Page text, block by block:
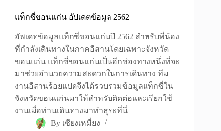
แท็กซี่ขอนแก่น อัปเดตข้อมูล 2562
อัพเดทข้อมูลแท็กซี่ขอนแก่นปี 2562 สำหรับพี่น้อง
ที่กำลังเดินทางในภาคอีสานโดยเฉพาะจังหวัด
ขอนแก่น แท็กซี่ขอนแก่นเป็นอีกช่องทางหนึ่งที่จะ
มาช่วยอำนวยความสะดวกในการเดินทาง ทีม
งานอีสานร้อยแปดจึงได้รวบรวมข้อมูลแท็กซี่ใน
จังหวัดขอนแก่นมาให้สำหรับติดต่อและเรียกใช้
งานเมื่อท่านเดินทางมาทำธุระที่นี่
By เซียงเหมี่ยง